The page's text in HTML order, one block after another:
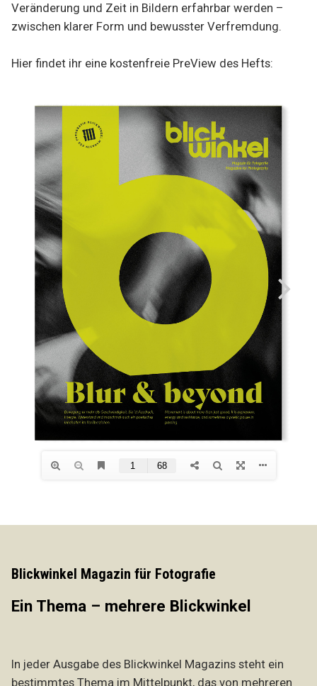
Veränderung und Zeit in Bildern erfahrbar werden –
zwischen klarer Form und bewusster Verfremdung.
Hier findet ihr eine kostenfreie PreView des Hefts:
Blickwinkel Magazin für Fotografie
Ein Thema – mehrere Blickwinkel
In jeder Ausgabe des Blickwinkel Magazins steht ein
bestimmtes Thema im Mittelpunkt, das von mehreren